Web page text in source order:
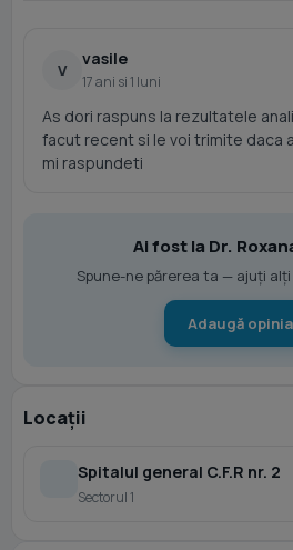
V
vasile
17 ani si 1 luni
As dori raspuns la rezultatele
facut recent si le voi trimite daca
mi raspundeti
Ai fost la Dr.
Spune-ne părerea ta — ajuți
Adaugă
Locații
Spitalul general C.F.R nr. 2
Sectorul 1